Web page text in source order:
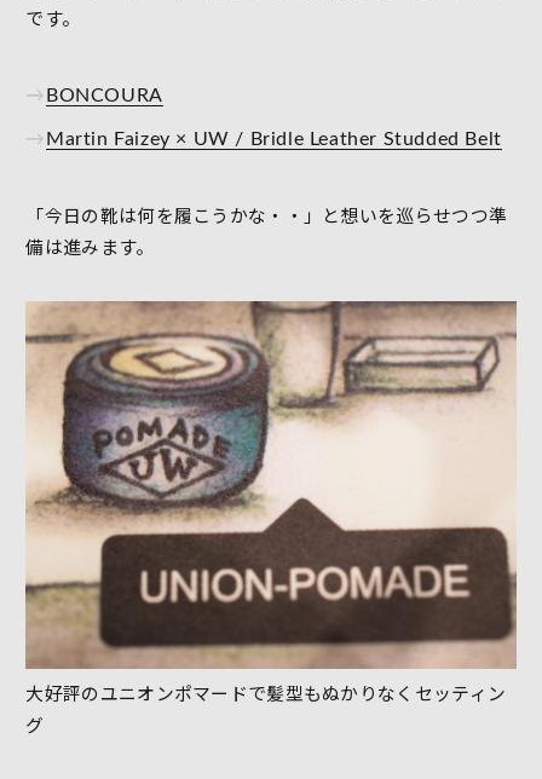
です。
→ BONCOURA
→ Martin Faizey × UW / Bridle Leather Studded Belt
「今日の靴は何を履こうかな・・」と想いを巡らせつつ準
備は進みます。
大好評のユニオンポマードで髪型もぬかりなくセッティン
グ